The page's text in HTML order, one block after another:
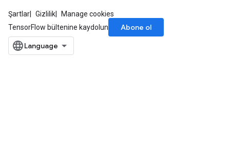
Şartlar Gizlilik
Manage cookies
TensorFlow bültenine kaydolun
Abone ol